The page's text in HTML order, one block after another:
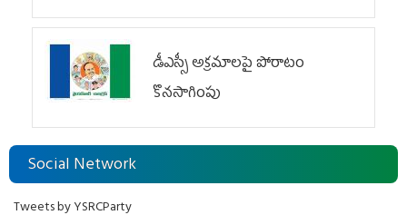
విరుద్ధం
డీఎస్సీ అక్రమాలపై పోరాటం
కొనసాగింపు
Social Network
Tweets by YSRCParty